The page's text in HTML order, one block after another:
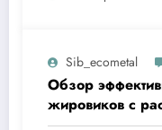
Sib_ecometal
Обзор
жировиков с